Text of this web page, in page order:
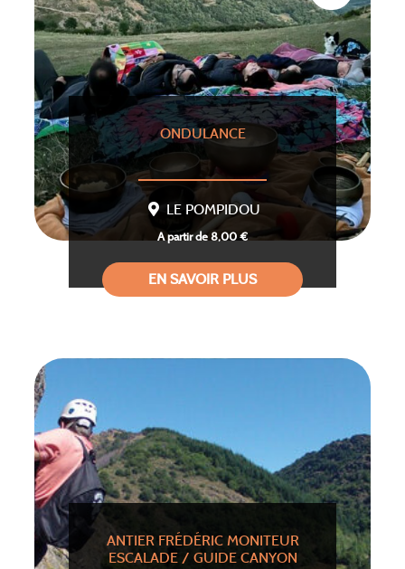
ONDULANCE
LE POMPIDOU
A partir de 8,00 €
EN SAVOIR PLUS
ANTIER FRÉDÉRIC MONITEUR
ESCALADE / GUIDE CANYON